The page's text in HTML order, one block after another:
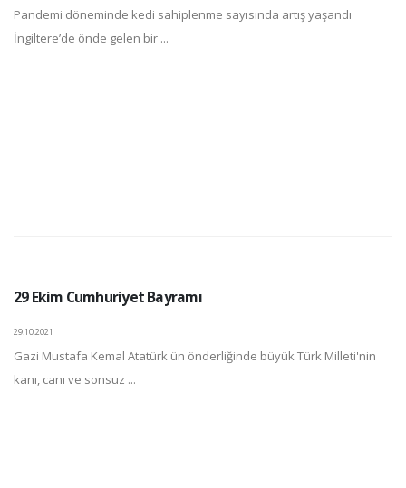
Pandemi döneminde kedi sahiplenme sayısında artış yaşandı
İngiltere’de önde gelen bir ...
29 Ekim Cumhuriyet Bayramı
29.10.2021
Gazi Mustafa Kemal Atatürk'ün önderliğinde büyük Türk Milleti'nin
kanı, canı ve sonsuz ...